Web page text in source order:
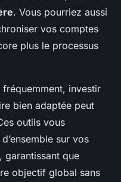
. Vous pourriez aussi
vos comptes
plus le processus
investir
bien adaptée peut
outils vous
sur vos
garantissant que
objectif global sans